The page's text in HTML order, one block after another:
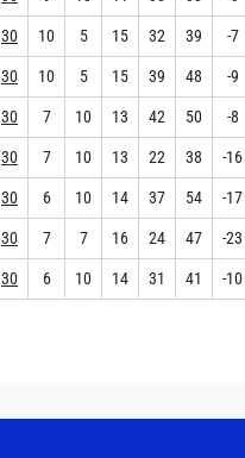
30 10 5 15 32 39 -7
30 10 5 15 39 48 -9
30 7 10 13 42 50 -8
30 7 10 13 22 38 -16
30 6 10 14 37 54 -17
30 7 7 16 24 47 -23
30 6 10 14 31 41 -10